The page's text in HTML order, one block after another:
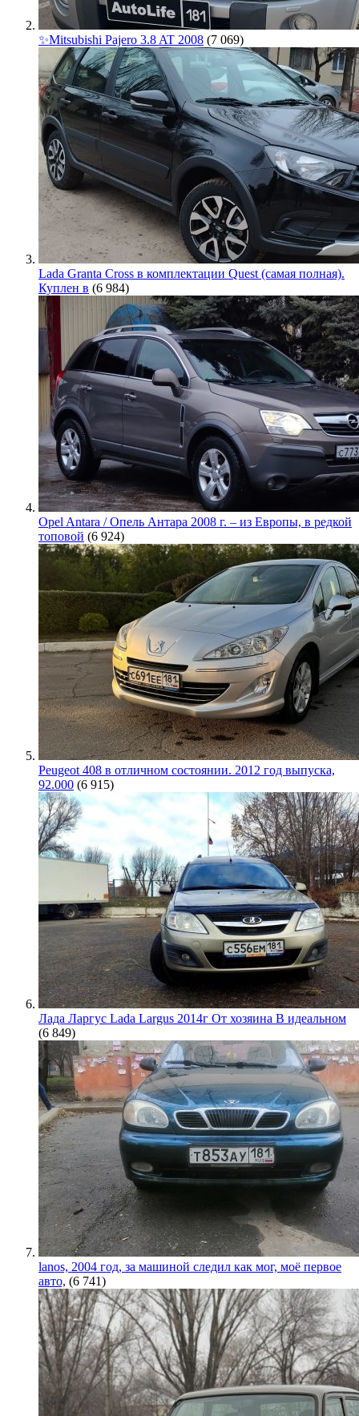
✨Mitsubishi Pajero 3.8 AT 2008 (7 069)
Lada Granta Cross в комплектации Quest (самая полная).
Куплен в (6 984)
Opel Antara / Опель Антара 2008 г. – из Европы, в редкой
топовой (6 924)
Peugeot 408 в отличном состоянии. 2012 год выпуска,
92.000 (6 915)
Лада Ларгус Lada Largus 2014г От хозяина В идеальном
(6 849)
lanos, 2004 год, за машиной следил как мог, моё первое
авто, (6 741)